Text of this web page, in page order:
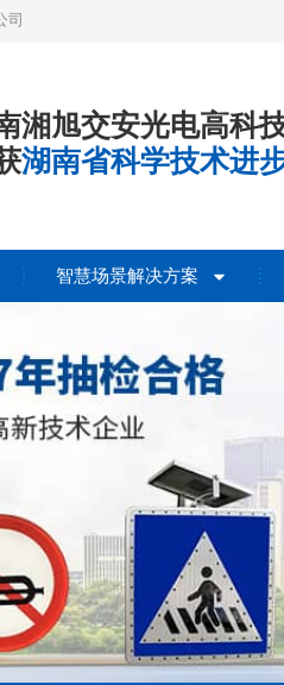
司
湘旭交安光电高科
湖南省科学技术进
智慧场景解决方案